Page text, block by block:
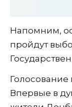
Напомним,
пройдут
Голосование
Впервые в